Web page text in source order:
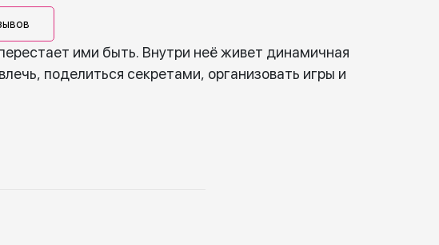
ими быть. Внутри неё живет динамичная
поделиться секретами, организовать игры и